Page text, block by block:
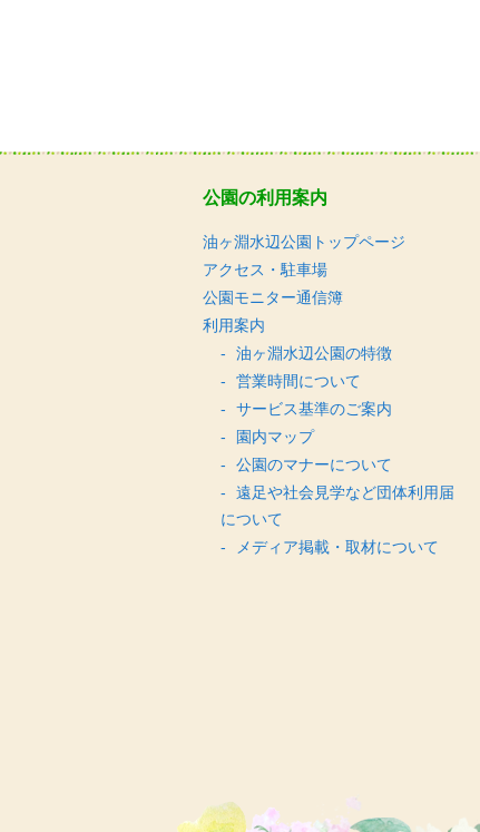
公園の利用案内
油ヶ淵水辺公園トップページ
アクセス・駐車場
公園モニター通信簿
利用案内
油ヶ淵水辺公園の特徴
営業時間について
サービス基準のご案内
園内マップ
公園のマナーについて
遠足や社会見学など団体利用届
について
メディア掲載・取材について